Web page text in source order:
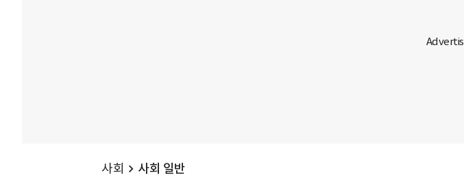
사회 사회 일반